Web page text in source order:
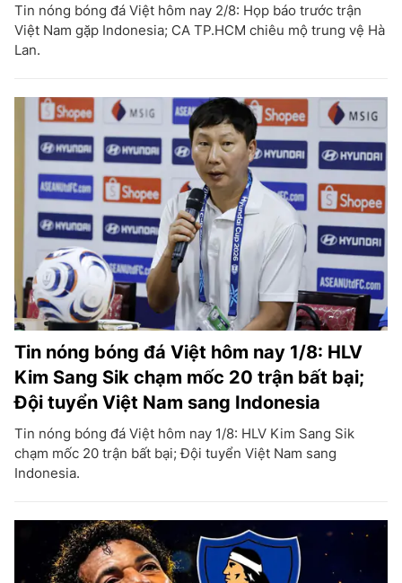
Tin nóng bóng đá Việt hôm nay 2/8: Họp báo trước trận
Việt Nam gặp Indonesia; CA TP.HCM chiêu mộ trung vệ Hà
Lan.
Tin nóng bóng đá Việt hôm nay 1/8: HLV
Kim Sang Sik chạm mốc 20 trận bất bại;
Đội tuyển Việt Nam sang Indonesia
Tin nóng bóng đá Việt hôm nay 1/8: HLV Kim Sang Sik
chạm mốc 20 trận bất bại; Đội tuyển Việt Nam sang
Indonesia.